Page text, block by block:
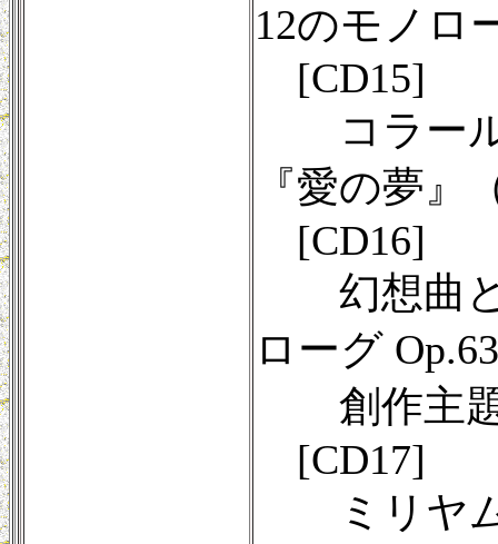
12のモノロ
[CD15]
コラール
『愛の夢』
[CD16]
幻想曲と
ローグ
創作主題
[CD17]
ミリヤム